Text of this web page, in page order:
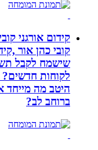
קידום אורגני קובי
קובי כהן אור ,קידום
שישמח לקבל תשומת
לקוחות חדשים?
היטב מה מייחד את
ברוחב לב?